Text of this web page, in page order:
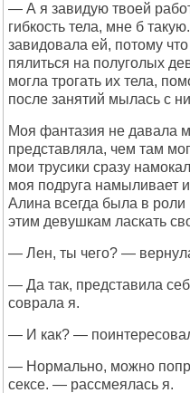
— А я завидую твоей
гибкость тела, мне б
завидовала ей, потому
пялиться на полуголых
могла трогать их тела,
после занятий мылась с
Моя фантазия не давала
представляла, чем там
мои трусики сразу
моя подруга намыливает
Алина всегда была в роли
этим девушкам ласкать
— Лен, ты чего? —
— Да так, представила
соврала я.
— И как? —
— Нормально, можно
сексе. — рассмеялась я.